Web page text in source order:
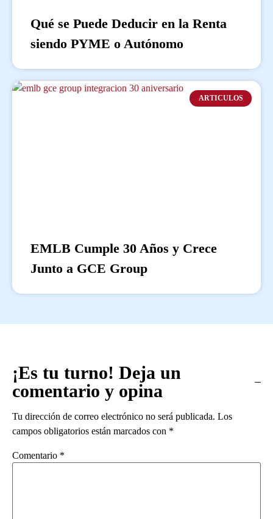
Qué se Puede Deducir en la Renta
siendo PYME o Autónomo
ARTICULOS
EMLB Cumple 30 Años y Crece
Junto a GCE Group
¡Es tu turno! Deja un
comentario y opina
Tu dirección de correo electrónico no será publicada. Los
campos obligatorios están marcados con *
Comentario *